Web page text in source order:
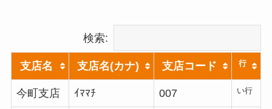
検索:
支店名 支店名(カナ) 支店コード 行
今町支店 ｲﾏﾏﾁ 007 い行